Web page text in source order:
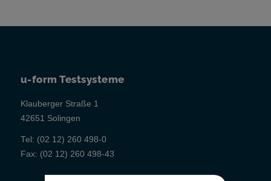
u-form Testsysteme
Klauberger Straße 1
42651 Solingen
Tel: (02 12) 260 498-0
Fax: (02 12) 260 498-43